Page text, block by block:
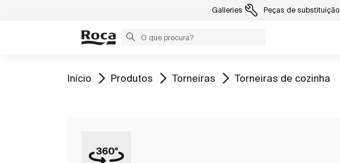
Galleries Peças de substituição
Ir para
Início Ir para
Produtos Ir para
Torneiras Ir para
Torneiras de cozinha